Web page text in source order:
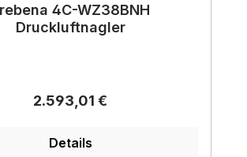
4C-WZ38BNH
Druckluftnagler
Regulärer Preis:
2.593,01 €
Details